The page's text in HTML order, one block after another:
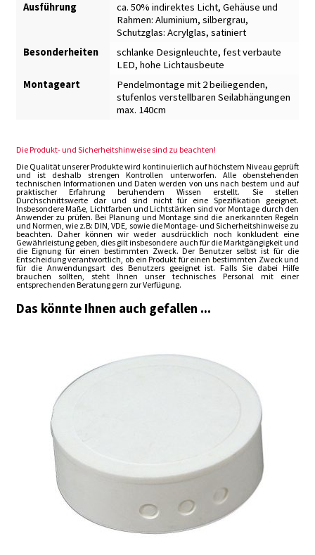
Ausführung
ca. 50% indirektes Licht, Gehäuse und
Rahmen: Aluminium, silbergrau,
Schutzglas: Acrylglas, satiniert
Besonderheiten
schlanke Designleuchte, fest verbaute
LED, hohe Lichtausbeute
Montageart
Pendelmontage mit 2 beiliegenden,
stufenlos verstellbaren Seilabhängungen
max. 140cm
Die Produkt- und Sicherheitshinweise sind zu beachten!
Die Qualität unserer Produkte wird kontinuierlich auf höchstem Niveau geprüft
und ist deshalb strengen Kontrollen unterworfen. Alle obenstehenden
technischen Informationen und Daten werden von uns nach bestem und auf
praktischer Erfahrung beruhendem Wissen erstellt. Sie stellen
Durchschnittswerte dar und sind nicht für eine Spezifikation geeignet.
Insbesondere Maße, Lichtfarben und Lichtstärken sind vor Montage durch den
Anwender zu prüfen. Bei Planung und Montage sind die anerkannten Regeln
und Normen, wie z.B: DIN, VDE, sowie die Montage- und Sicherheitshinweise zu
beachten. Daher können wir weder ausdrücklich noch konkludent eine
Gewährleistung geben, dies gilt insbesondere auch für die Marktgängigkeit und
die Eignung für einen bestimmten Zweck. Der Benutzer selbst ist für die
Entscheidung verantwortlich, ob ein Produkt für einen bestimmten Zweck und
für die Anwendungsart des Benutzers geeignet ist. Falls Sie dabei Hilfe
brauchen sollten, steht Ihnen unser technisches Personal mit einer
entsprechenden Beratung gern zur Verfügung.
Das könnte Ihnen auch gefallen ...